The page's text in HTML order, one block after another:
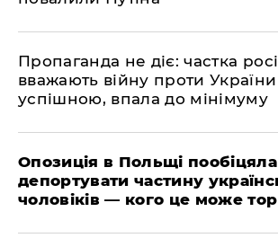
​Пропаганда не діє: частка
вважають війну проти України
успішною, впала до мінімуму
​Опозиція в Польщі пообіцяла
депортувати частину
чоловіків — кого це може